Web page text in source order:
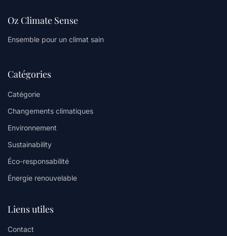
Oz Climate Sense
Ensemble pour un climat sain
Catégories
Catégorie
Changements climatiques
Environnement
Sustainability
Éco-responsabilité
Énergie renouvelable
Liens utiles
Contact